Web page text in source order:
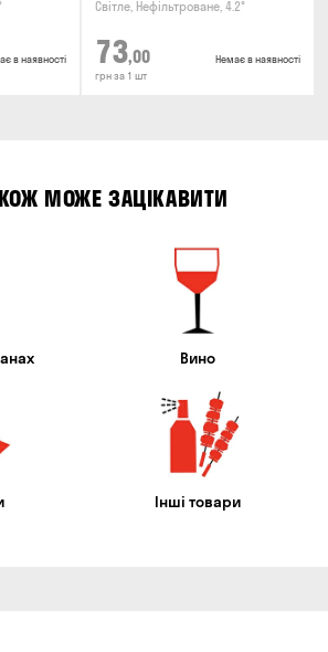
в наявності
Світле, Нефільтроване, 4.2°
73,00
грн за 1 шт
Немає в наявності
МОЖЕ ЗАЦІКАВИТИ
Вино
Інші товари